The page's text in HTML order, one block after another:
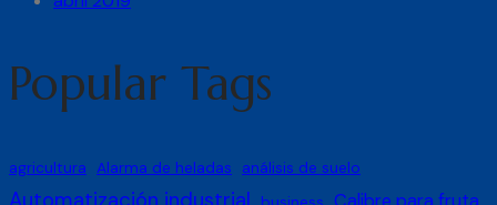
Popular Tags
agricultura Alarma de heladas análisis de suelo